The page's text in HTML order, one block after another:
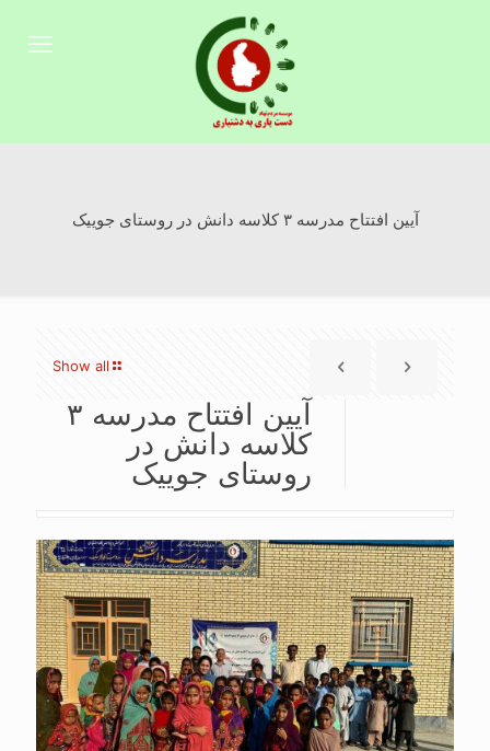
آیین افتتاح مدرسه ۳ کلاسه دانش در روستای جوییک
Show all
آیین افتتاح مدرسه ۳
کلاسه دانش در
روستای جوییک